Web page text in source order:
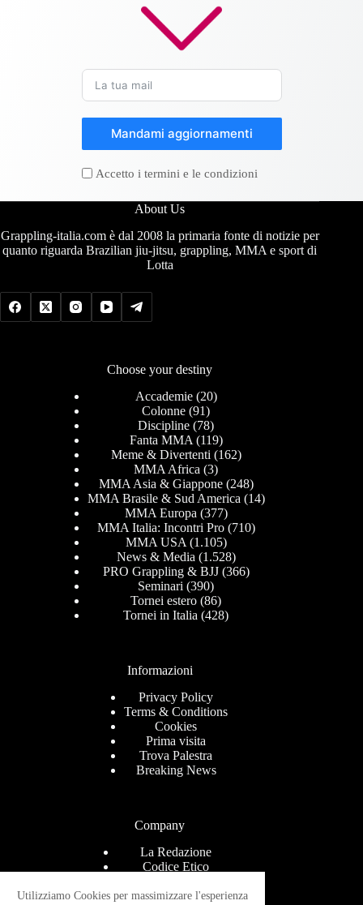
Utilizziamo Cookies per massimizzare l'esperienza
Mandami aggiornamenti
Accetto i termini e le condizioni
About Us
Grappling-italia.com è dal 2008 la primaria fonte di notizie per
quanto riguarda Brazilian jiu-jitsu, grappling, MMA e sport di
Lotta
Choose your destiny
Accademie(20)
Colonne (91)
Discipline (78)
Fanta MMA (119)
Meme & Divertenti (162)
MMA Africa (3)
MMA Asia & Giappone(248)
MMA Brasile & Sud America (14)
MMA Europa (377)
MMA Italia: Incontri Pro(710)
MMA USA (1.105)
News & Media (1.528)
PRO Grappling & BJJ(366)
Seminari (390)
Tornei estero (86)
Tornei in Italia (428)
Informazioni
Privacy Policy
Terms & Conditions
Cookies
Prima visita
Trova Palestra
Breaking News
Company
La Redazione
Codice Etico
Help Center